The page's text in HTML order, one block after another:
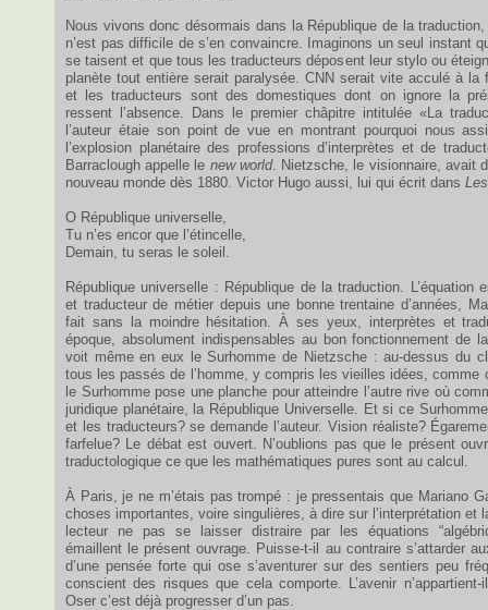
Nous vivons donc désormais dans la République de la
n’est pas difficile de s’en convaincre. Imaginons un seul instant
se taisent et que tous les traducteurs déposent leur stylo ou
planète tout entière serait paralysée. CNN serait vite acculé à la
et les traducteurs sont des domestiques dont on ignore la
ressent l’absence. Dans le premier châpitre intitulée «La
l’auteur étaie son point de vue en montrant pourquoi nous
l’explosion planétaire des professions d’interprètes et de
Barraclough appelle le new world. Nietzsche, le visionnaire, avait
nouveau monde dès 1880. Victor Hugo aussi, lui qui écrit dans
O République universelle,
Tu n’es encor que l’étincelle,
Demain, tu seras le soleil.
République universelle : République de la traduction. L’équation
et traducteur de métier depuis une bonne trentaine d’années,
fait sans la moindre hésitation. À ses yeux, interprètes et
époque, absolument indispensables au bon fonctionnement de
voit même en eux le Surhomme de Nietzsche : au-dessus du
tous les passés de l’homme, y compris les vieilles idées, comme
le Surhomme pose une planche pour atteindre l’autre rive où
juridique planétaire, la République Universelle. Et si ce
et les traducteurs? se demande l’auteur. Vision réaliste?
farfelue? Le débat est ouvert. N’oublions pas que le présent
traductologique ce que les mathématiques pures sont au calcul.
À Paris, je ne m’étais pas trompé : je pressentais que Mariano
choses importantes, voire singulières, à dire sur l’interprétation et
lecteur ne pas se laisser distraire par les équations
émaillent le présent ouvrage. Puisse-t-il au contraire s’attarder
d’une pensée forte qui ose s’aventurer sur des sentiers peu
conscient des risques que cela comporte. L’avenir
Oser c’est déjà progresser d’un pas.